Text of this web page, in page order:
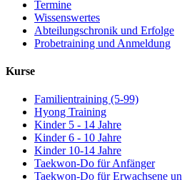
Termine
Wissenswertes
Abteilungschronik und Erfolge
Probetraining und Anmeldung
Kurse
Familientraining (5-99)
Hyong Training
Kinder 5 - 14 Jahre
Kinder 6 - 10 Jahre
Kinder 10-14 Jahre
Taekwon-Do für Anfänger
Taekwon-Do für Erwachsene